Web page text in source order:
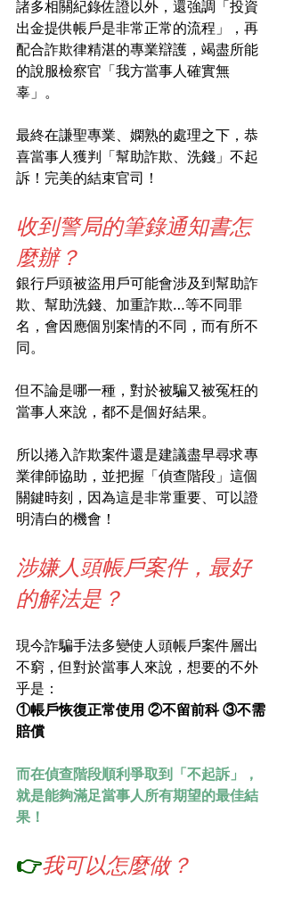
諸多相關紀錄佐證以外，還強調「投資
出金提供帳戶是非常正常的流程」，再
配合詐欺律精湛的專業辯護，竭盡所能
的說服檢察官「我方當事人確實無
辜」。
最終在謙聖專業、嫻熟的處理之下，恭
喜當事人獲判「幫助詐欺、洗錢」不起
訴！完美的結束官司！
收到警局的筆錄通知書怎
麼辦？
銀行戶頭被盜用戶可能會涉及到幫助詐
欺、幫助洗錢、加重詐欺…等不同罪
名，會因應個別案情的不同，而有所不
同。
但不論是哪一種，對於被騙又被冤枉的
當事人來說，都不是個好結果。
所以捲入詐欺案件還是建議盡早尋求專
業律師協助，並把握「偵查階段」這個
關鍵時刻，因為這是非常重要、可以證
明清白的機會！️
涉嫌人頭帳戶案件，最好
的解法是？
現今詐騙手法多變使人頭帳戶案件層出
不窮，但對於當事人來說，想要的不外
乎是：
①帳戶恢復正常使用 ②不留前科 ③不需
賠償
而在偵查階段順利爭取到「不起訴」，
就是能夠滿足當事人所有期望的最佳結
果！
👉我可以怎麼做？